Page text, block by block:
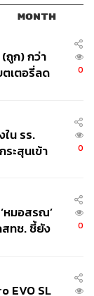
MONTH
(ถูก) กว่า
เตอรี่ลด
0
น รร.
ะสุนเข้า
0
หมอสรณ’
ทช. ชี้ยัง
0
EVO SL